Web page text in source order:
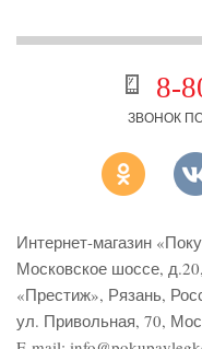
8-
ЗВОНОК
Интернет-магазин
Московское шоссе,
«Престиж», Рязань,
ул. Привольная, 70,